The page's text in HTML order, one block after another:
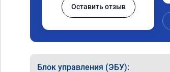
Оставить отзыв
Блок управления (ЭБУ):